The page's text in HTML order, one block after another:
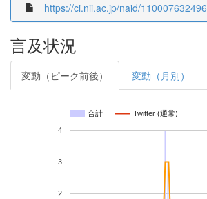
https://ci.nii.ac.jp/naid/110007632496
言及状況
変動（ピーク前後） 変動（月別）
合計 Twitter (通常)
2
3
4